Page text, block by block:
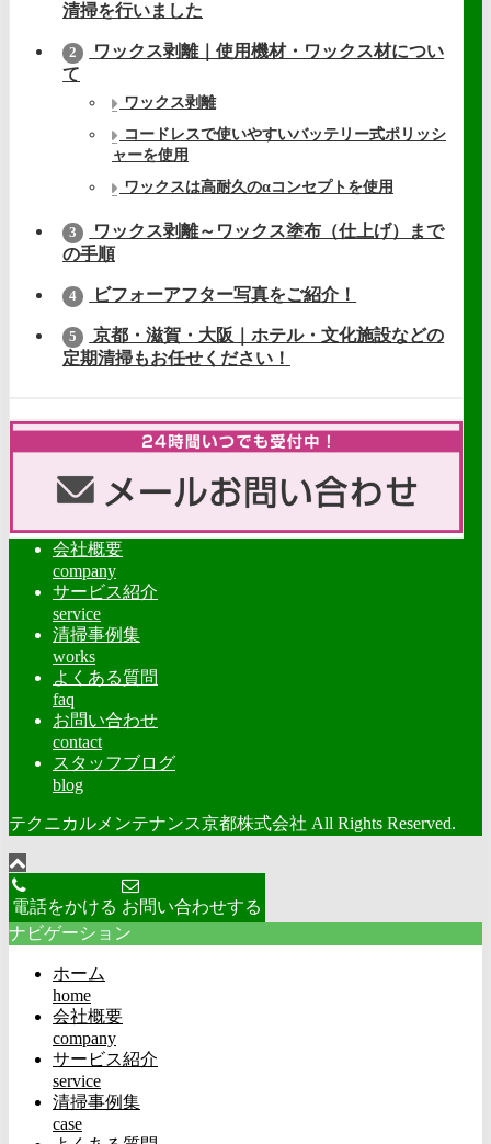
清掃を行いました
2
ワックス剥離｜使用機材・ワックス材につい
て
ワックス剥離
コードレスで使いやすいバッテリー式ポリッシ
ャーを使用
ワックスは高耐久のαコンセプトを使用
3
ワックス剥離～ワックス塗布（仕上げ）まで
の手順
4 ビフォーアフター写真をご紹介！
5
京都・滋賀・大阪｜ホテル・文化施設などの
定期清掃もお任せください！
会社概要
company
サービス紹介
service
清掃事例集
works
よくある質問
faq
お問い合わせ
contact
スタッフブログ
blog
テクニカルメンテナンス京都株式会社 All Rights Reserved.
電話をかける お問い合わせする
ナビゲーション
ホーム
home
会社概要
company
サービス紹介
service
清掃事例集
case